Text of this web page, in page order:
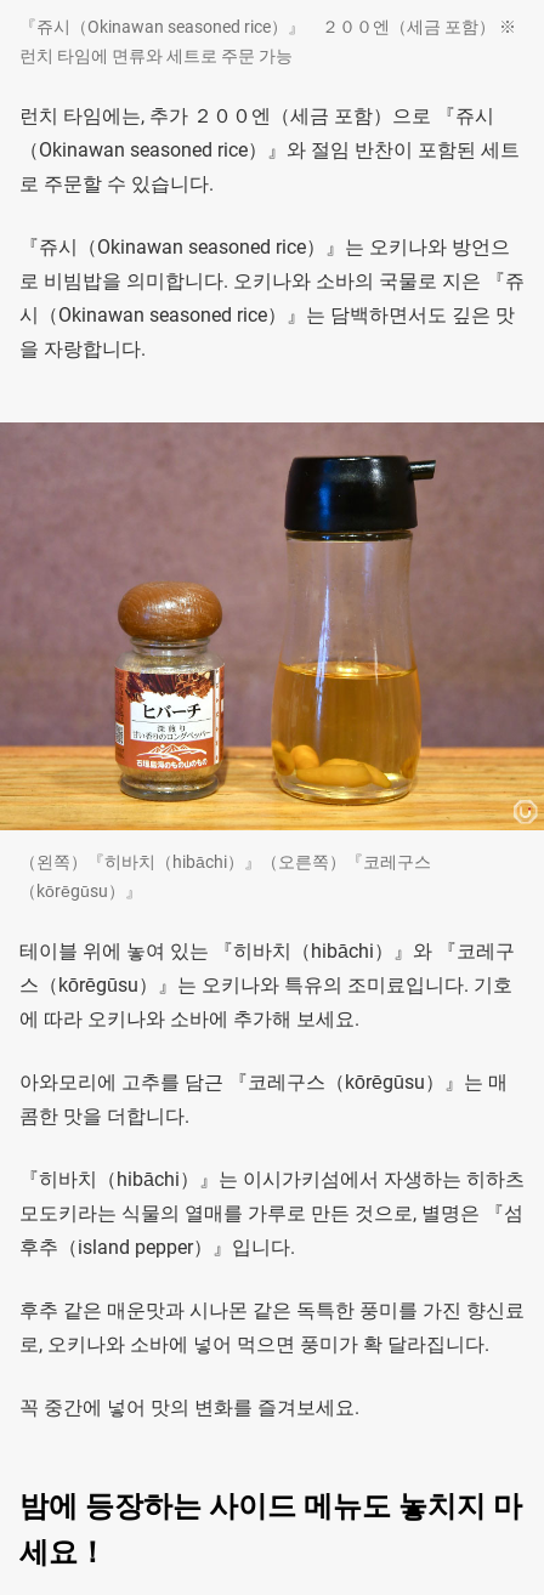
『쥬시（Okinawan seasoned rice）』 ２００엔（세금 포함） ※
런치 타임에 면류와 세트로 주문 가능
런치 타임에는, 추가 ２００엔（세금 포함）으로 『쥬시
（Okinawan seasoned rice）』와 절임 반찬이 포함된 세트
로 주문할 수 있습니다.
『쥬시（Okinawan seasoned rice）』는 오키나와 방언으
로 비빔밥을 의미합니다. 오키나와 소바의 국물로 지은 『쥬
시（Okinawan seasoned rice）』는 담백하면서도 깊은 맛
을 자랑합니다.
（왼쪽）『히바치（hibāchi）』（오른쪽）『코레구스
（kōrēgūsu）』
테이블 위에 놓여 있는 『히바치（hibāchi）』와 『코레구
스（kōrēgūsu）』는 오키나와 특유의 조미료입니다. 기호
에 따라 오키나와 소바에 추가해 보세요.
아와모리에 고추를 담근 『코레구스（kōrēgūsu）』는 매
콤한 맛을 더합니다.
『히바치（hibāchi）』는 이시가키섬에서 자생하는 히하츠
모도키라는 식물의 열매를 가루로 만든 것으로, 별명은 『섬
후추（island pepper）』입니다.
후추 같은 매운맛과 시나몬 같은 독특한 풍미를 가진 향신료
로, 오키나와 소바에 넣어 먹으면 풍미가 확 달라집니다.
꼭 중간에 넣어 맛의 변화를 즐겨보세요.
밤에 등장하는 사이드 메뉴도 놓치지 마
세요！